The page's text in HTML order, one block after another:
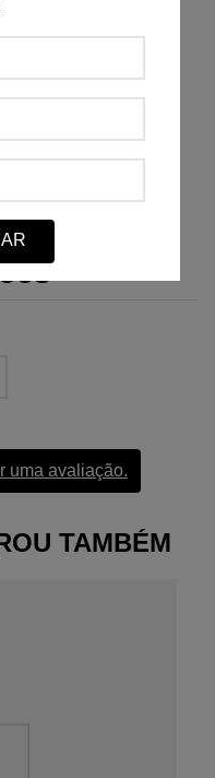
Não lavar à seco
uma avaliação.
TAMBÉM